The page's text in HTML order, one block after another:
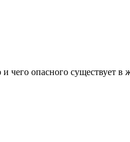
чего опасного